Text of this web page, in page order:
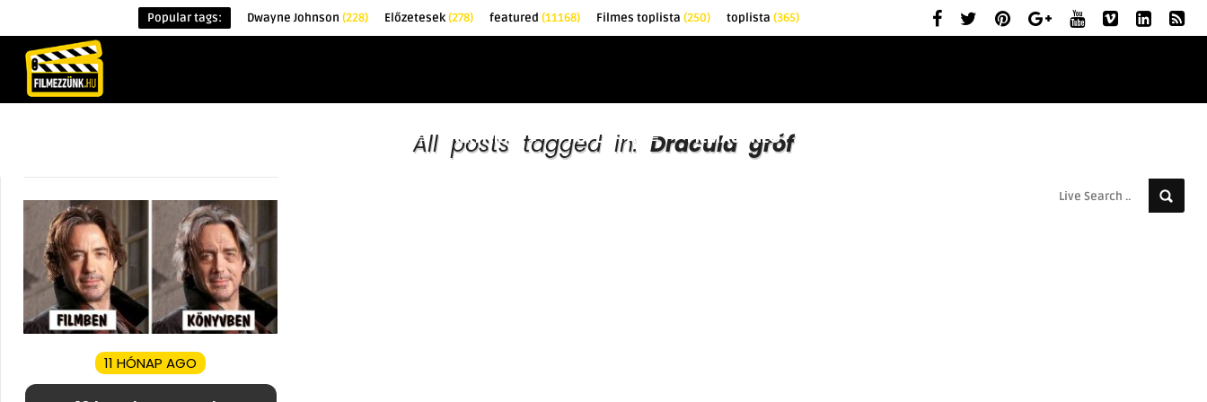
Popular tags: Dwayne Johnson (228) Előzetesek(278) featured (11168) Filmes toplista (250) toplista (365)
KRITIKÁK TOPLISTÁK FILMAJÁNLÓ
All posts tagged in: Dracula gróf
11 HÓNAP AGO